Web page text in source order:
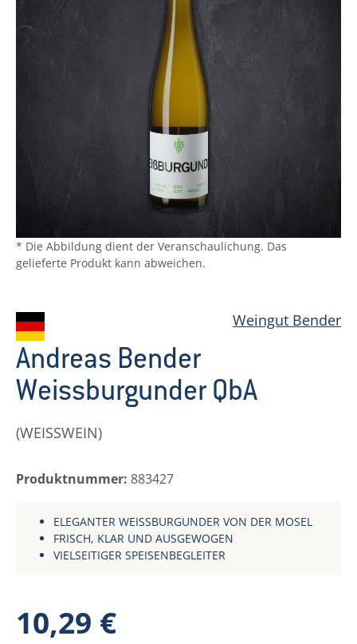
* Die Abbildung dient der Veranschaulichung. Das
gelieferte Produkt kann abweichen.
Weingut Bender
Andreas Bender
Weissburgunder QbA
(WEISSWEIN)
Produktnummer: 883427
ELEGANTER WEISSBURGUNDER VON DER MOSEL
FRISCH, KLAR UND AUSGEWOGEN
VIELSEITIGER SPEISENBEGLEITER
Regulärer Preis:
10,29 €